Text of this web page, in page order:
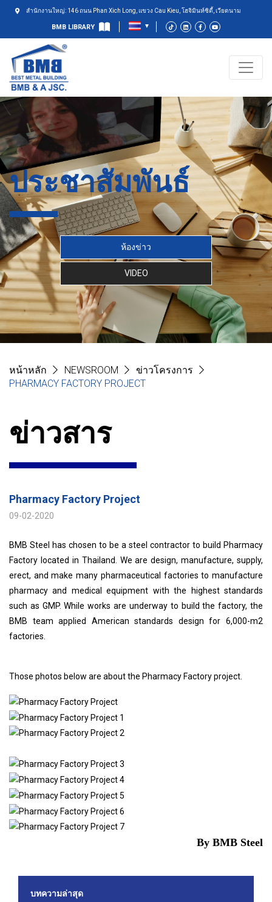
สำนักงานใหญ่: 146 ถนน Phan Xich Long, แขวง Cau Kieu, โฮจิมินห์ซิตี้, เวียดนาม
BMB LIBRARY
ประชาสัมพันธ์
ห้องข่าว
VIDEO
หน้าหลัก NEWSROOM
ข่าวโครงการ
PHARMACY FACTORY PROJECT
ข่าวสาร
Pharmacy Factory Project
09-02-2020
BMB Steel has chosen to be a steel contractor to build Pharmacy
Factory located in Thailand. We are design, manufacture, supply,
erect, and make many pharmaceutical factories to manufacture
pharmacy and medical equipment with the highest standards
such as GMP. While works are underway to build the factory, the
BMB team applied American standards design for 6,000-m2
factories.
Those photos below are about the Pharmacy Factory project.
By BMB Steel
บทความล่าสุด